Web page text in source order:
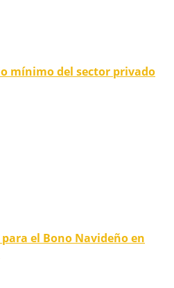
mínimo del sector privado
el Bono Navideño en